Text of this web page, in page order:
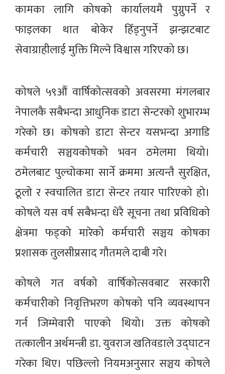
कामका लागि कोषको कार्यालयमै पुग्नुपर्ने र
फाइलका थात बोकेर हिँड्नुपर्ने झन्झटबाट
सेवाग्राहीलाई मुक्ति मिल्ने विश्वास गरिएको छ।
कोषले ५९औं वार्षिकोत्सवको अवसरमा मंगलबार
नेपालकै सबैभन्दा आधुनिक डाटा सेन्टरको शुभारम्भ
गरेको छ। कोषको डाटा सेन्टर यसभन्दा अगाडि
कर्मचारी सञ्चयकोषको भवन ठमेलमा थियो।
ठमेलबाट पुल्चोकमा सार्ने क्रममा अत्यन्तै सुरक्षित,
ठूलो र स्वचालित डाटा सेन्टर तयार पारिएको हो।
कोषले यस वर्ष सबैभन्दा धेरै सूचना तथा प्रविधिको
क्षेत्रमा फड्को मारेको कर्मचारी सञ्चय कोषका
प्रशासक तुलसीप्रसाद गौतमले दाबी गरे।
कोषले गत वर्षको वार्षिकोत्सवबाट सरकारी
कर्मचारीको निवृत्तिभरण कोषको पनि व्यवस्थापन
गर्न जिम्मेवारी पाएको थियो। उक्त कोषको
तत्कालीन अर्थमन्त्री डा. युवराज खतिवडाले उद्घाटन
गरेका थिए। पछिल्लो नियमअनुसार सञ्चय कोषले